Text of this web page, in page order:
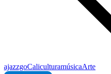
ajazzgoCaliculturamúsicaArte